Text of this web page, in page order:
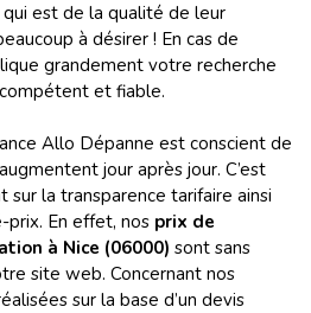
est de la qualité de leur
à désirer ! En cas de
grandement votre recherche
et fiable.
Allo Dépanne est conscient de
jour après jour. C’est
la transparence tarifaire ainsi
En effet, nos prix de
à Nice (06000) sont sans
site web. Concernant nos
sur la base d’un devis